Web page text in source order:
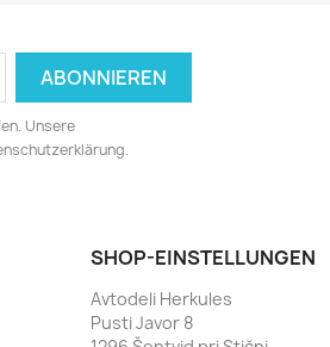
Unsere
SHOP-EINSTELLUNGEN
Avtodeli Herkules
Pusti Javor 8